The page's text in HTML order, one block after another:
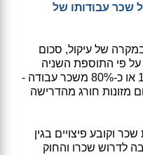
שכר עבודותו של
של עיקול, סכום
על פי התוספת השניה
לחוק הבטחת הכנסה, תשמ"א-1981 או כ-80% משכר עבודה -
מזונות חורג מהדרישה
וקובע פיצויים בגין
לדרוש שכרו והחוק